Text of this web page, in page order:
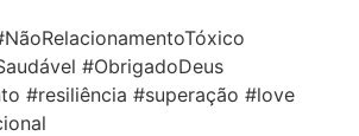
#ObrigadoDeus
#resiliência #superação #love